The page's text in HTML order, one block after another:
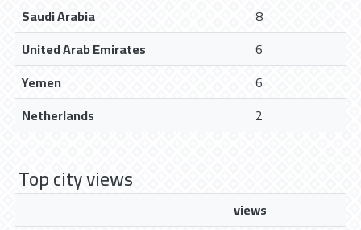
Saudi Arabia
8
United Arab Emirates
6
Yemen
6
Netherlands
2
Top city views
views